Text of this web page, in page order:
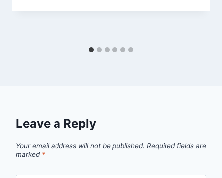
Leave a Reply
Your email address will not be published. Required fields are
marked *